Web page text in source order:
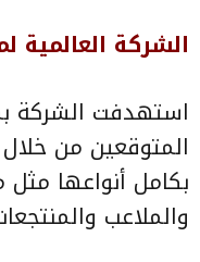
الشركة العالمية
استهدفت الشركة
المتوقعين من خلال
بكامل أنواعها مثل
والملاعب